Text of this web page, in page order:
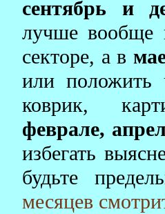
сентябрь и
лучше вообще
секторе, а в
или положить
коврик,
феврале,
избегать
будьте
месяцев